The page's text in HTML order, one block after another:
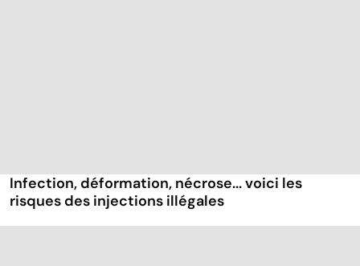
Infection, déformation, nécrose... voici les
risques des injections illégales